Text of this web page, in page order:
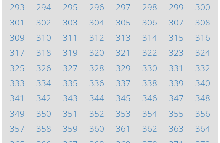
293
294 295 296 297 298 299
300
301
302 303 304 305 306 307
308
309
310 311 312 313 314 315
316
317
318 319 320 321 322 323
324
325
326 327 328 329 330 331
332
333
334 335 336 337 338 339
340
341
342 343 344 345 346 347
348
349
350 351 352 353 354 355
356
357
358 359 360 361 362 363
364